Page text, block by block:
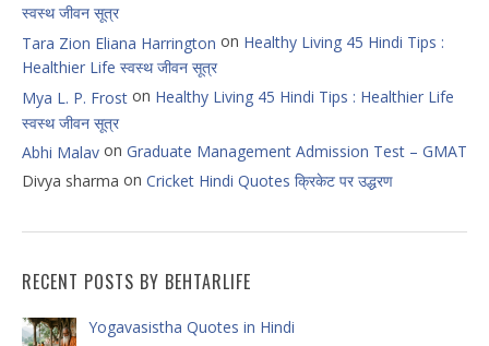
स्वस्थ जीवन सूत्र
Tara Zion Eliana Harrington on Healthy Living 45 Hindi Tips :
Healthier Life स्वस्थ जीवन सूत्र
Mya L. P. Frost on Healthy Living 45 Hindi Tips : Healthier Life
स्वस्थ जीवन सूत्र
Abhi Malav on Graduate Management Admission Test – GMAT
Divya sharma on Cricket Hindi Quotes क्रिकेट पर उद्धरण
RECENT POSTS BY BEHTARLIFE
Yogavasistha Quotes in Hindi